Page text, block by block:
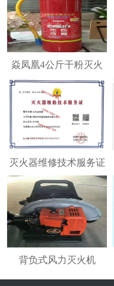
焱凤凰4公斤干粉灭火
灭火器维修技术服务证
背负式风力灭火机